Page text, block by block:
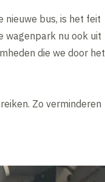
nieuwe bus, is het feit
wagenpark nu ook uit
die we door het
Zo verminderen